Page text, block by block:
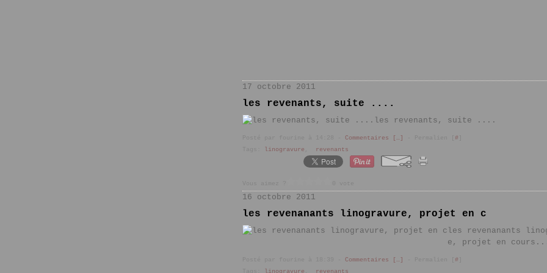
17 octobre 2011
les revenants, suite ....
les revenants, suite ....
Commentaires […] #
linogravure revenants
16 octobre 2011
les revenanants linogravure, projet en c
les revenanants
e, projet en
Commentaires […] #
linogravure revenants